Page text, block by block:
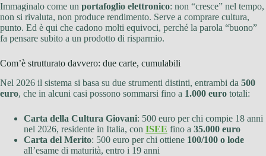
Immaginalo come un portafoglio elettronico: non “cresce” nel tempo,
non si rivaluta, non produce rendimento. Serve a comprare cultura,
punto. Ed è qui che cadono molti equivoci, perché la parola “buono”
fa pensare subito a un prodotto di risparmio.
Com’è strutturato davvero: due carte, cumulabili
Nel 2026 il sistema si basa su due strumenti distinti, entrambi da 500
euro, che in alcuni casi possono sommarsi fino a 1.000 euro totali:
Carta della Cultura Giovani: 500 euro per chi compie 18 anni
nel 2026, residente in Italia, con ISEE fino a 35.000 euro
Carta del Merito: 500 euro per chi ottiene 100/100 o lode
all’esame di maturità, entro i 19 anni